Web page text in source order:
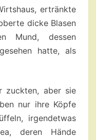
ertränkte
dicke Blasen
Mund, dessen
hatte, als
zuckten, aber sie
nur ihre Köpfe
irgendetwas
deren Hände